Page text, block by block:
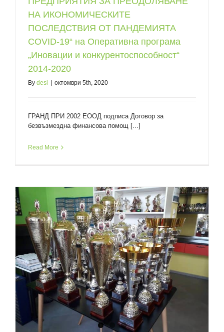
НА ИКОНОМИЧЕСКИТЕ
ПОСЛЕДСТВИЯ ОТ ПАНДЕМИЯТА
COVID-19“ на Оперативна програма
„Иновации и конкурентоспособност“
2014-2020
By desi октомври 5th, 2020
ГРАНД ПРИ 2002 ЕООД подписа Договор за
безвъзмездна финансова помощ [...]
Read More